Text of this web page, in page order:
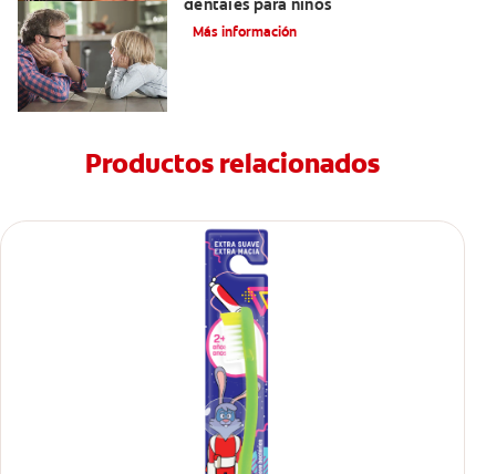
dentales para niños
Más información
Productos relacionados